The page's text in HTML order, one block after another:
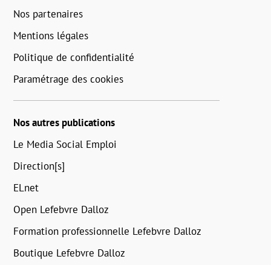
Nos partenaires
Mentions légales
Politique de confidentialité
Paramétrage des cookies
Nos autres publications
Le Media Social Emploi
Direction[s]
ELnet
Open Lefebvre Dalloz
Formation professionnelle Lefebvre Dalloz
Boutique Lefebvre Dalloz